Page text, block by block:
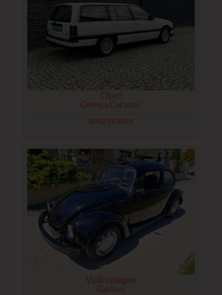
Opel
Omega Caravan
SPRZEDANY
Volkswagen
Garbus